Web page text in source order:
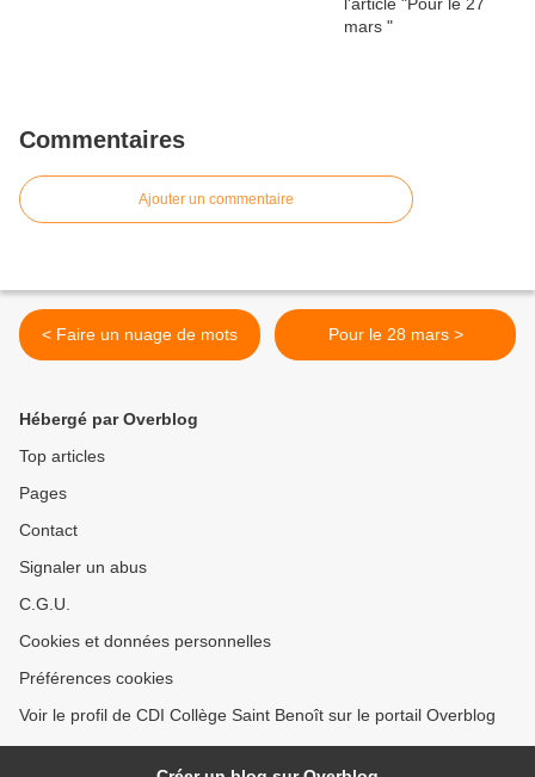
Commentaires
Ajouter un commentaire
< Faire un nuage de mots Pour le 28 mars >
Hébergé par Overblog
Top articles
Pages
Contact
Signaler un abus
C.G.U.
Cookies et données personnelles
Préférences cookies
Voir le profil de CDI Collège Saint Benoît sur le portail Overblog